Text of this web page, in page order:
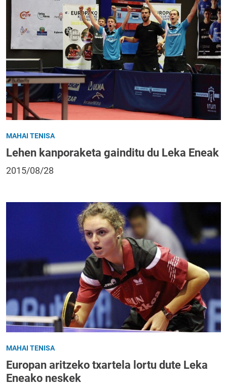
MAHAI TENISA
Lehen kanporaketa gainditu du Leka Eneak
2015/08/28
MAHAI TENISA
Europan aritzeko txartela lortu dute Leka
Eneako neskek